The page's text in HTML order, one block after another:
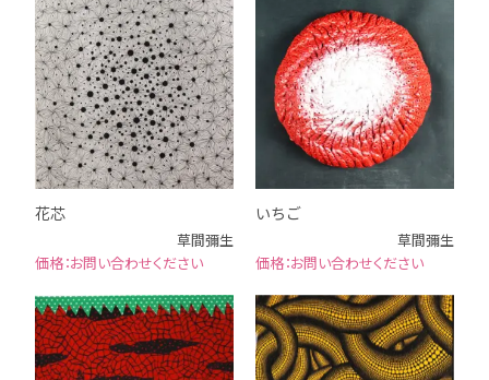
花芯
草間彌生
お問い合わせください
いちご
草間彌生
お問い合わせください